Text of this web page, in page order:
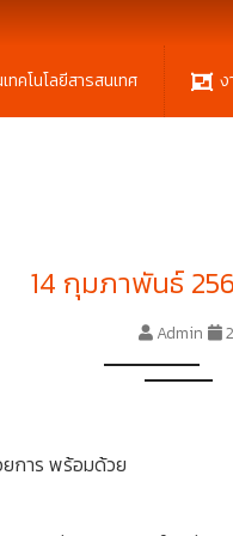
ทคโนโลยีสารสนเทศ
14 กุมภาพันธ์
Admin
การ พร้อมด้วย